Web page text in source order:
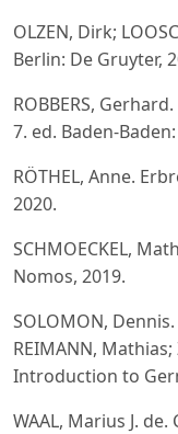
OLZEN, Dirk;
Berlin: De Gruyter,
ROBBERS,
7. ed. Baden-
RÖTHEL, Anne.
2020.
SCHMOECKEL,
Nomos, 2019.
SOLOMON,
REIMANN, Mathias;
Introduction to
WAAL, Marius J.